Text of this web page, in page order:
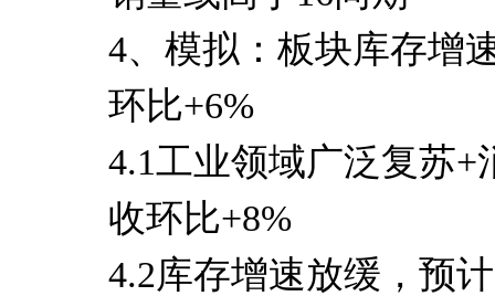
4、模拟：板块库存增
环比+6%
4.1工业领域广泛复苏+
收环比+8%
4.2库存增速放缓，预